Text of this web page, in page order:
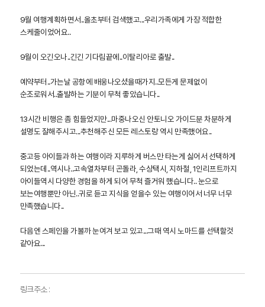
9월 여행계획하면서..올초부터 검색했고...우리가족에게 가장 적합한
스케줄이었어요..
9월이 오긴오나..긴긴 기다림끝에..이탈리아로 출발..
예약부터..가는날 공항에 배웅나오셨을때가지..모든게 문제없이
순조로워서..출발하는 기분이 무척 좋았습니다..
13시간 비행은 좀 힘들었지만...마중나오신 안토니오 가이드분 차분하게
설명도 잘해주시고...추천해주신 모든 레스토랑 역시 만족했어요..
중고등 아이들과 하는 여행이라 지루하게 버스만 타는게 싫어서 선택하게
되었는데..역시나..고속열차부터 곤돌라, 수상택시, 지하철, 1인리프트까지
아이들역시 다양한 경험을 하게 되어 무척 즐거워 했습니다.. 눈으로
보는여행뿐만 아닌..귀로 듣고 지식을 얻을수 있는 여행이어서 너무 너무
만족했습니다..
다음엔 스페인을 가볼까 눈여겨 보고 있고...그때 역시 노마드를 선택할것
같아요...
링크주소 :